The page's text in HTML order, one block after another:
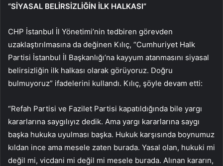
“SİYASAL BELİRSİZLİĞİN İLK HALKASI”
CHP İstanbul İl Yönetimi’nin tedbiren görevden
uzaklaştırılmasına da değinen Kılıç, “Cumhuriyet Halk
Partisi İstanbul İl Başkanlığı’na kayyum atanmasını siyasal
belirsizliğin ilk halkası olarak görüyoruz. Doğru
bulmuyoruz” ifadelerini kullandı. Kılıç, şöyle devam etti:
“Refah Partisi ve Fazilet Partisi kapatıldığında bile yargı
kararlarına saygılıyız dedik. Ama yargı kararlarına saygı
başka hukuka uyulması başka. Hukuk karşısında boynumuz
kıldan ince ama mesele zaten burada. Yasal olan, hukuki mi
değil mi, vicdani mi değil mi mesele burada. Alınan kararın,